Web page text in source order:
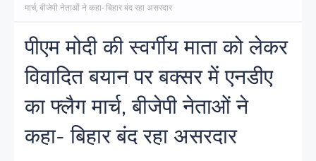
मार्च, बीजेपी नेताओं ने कहा- बिहार बंद रहा असरदार
पीएम मोदी की स्वर्गीय माता को लेकर
विवादित बयान पर बक्सर में एनडीए
का फ्लैग मार्च, बीजेपी नेताओं ने
कहा- बिहार बंद रहा असरदार